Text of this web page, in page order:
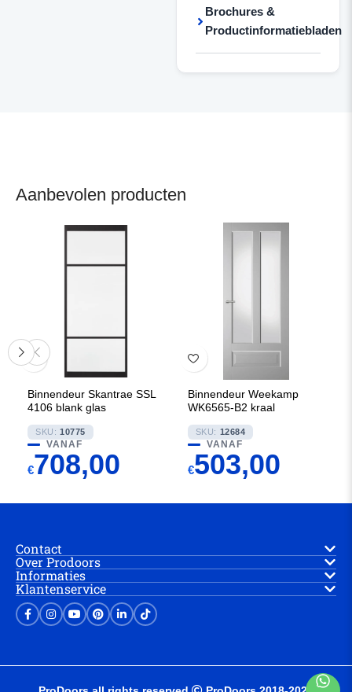
Brochures &
Productinformatiebladen
Aanbevolen producten
Binnendeur Skantrae SSL
4106 blank glas
SKU: 10775
VANAF
€708,00
Binnendeur Weekamp
WK6565-B2 kraal
SKU: 12684
VANAF
€503,00
Contact
Over Prodoors
Informaties
Klantenservice